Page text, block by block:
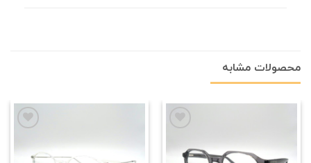
محصولات مشابه
علاقه
علاقه